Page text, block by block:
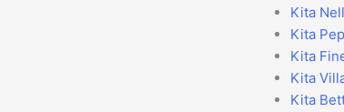
Kita
Kita
Kita
Kita
Kita